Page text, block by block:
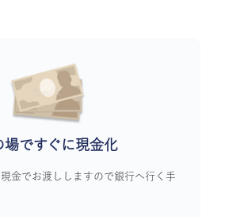
場ですぐに現金化
金でお渡ししますので銀行へ行く手